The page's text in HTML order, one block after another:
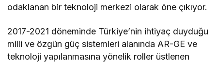
odaklanan bir teknoloji merkezi olarak öne çıkıyor.
2017-2021 döneminde Türkiye’nin ihtiyaç duyduğu
milli ve özgün güç sistemleri alanında AR-GE ve
teknoloji yapılanmasına yönelik roller üstlenen